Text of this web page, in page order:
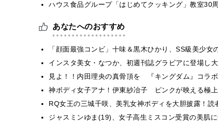
ハウス食品グループ「はじめてクッキング」教室
あなたへのおすすめ
「顔面最強コンビ」十味＆黒木ひかり、SS級美少
インスタ美女・なつか、初週刊誌グラビアに登場し
見よ！！内田理央の真骨頂を 『キングダム』コラ
神ボディ女子アナ！伊東紗冶子 ピンクが映える極
RQ女王の三城千咲、美乳女神ボディを大胆披露！
ジャスミンゆま(19)、女子高生ミスコン受賞の美肌